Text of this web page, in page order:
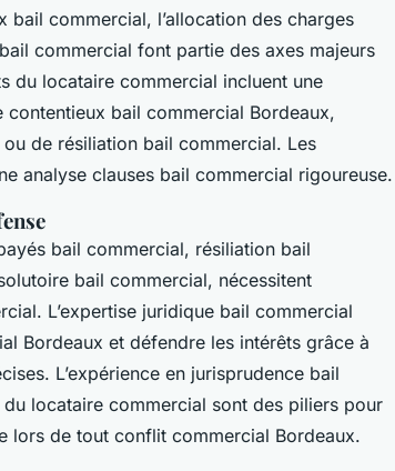
commercial, l’allocation des charges
commercial font partie des axes majeurs
du locataire commercial incluent une
bail commercial Bordeaux,
de résiliation bail commercial. Les
analyse clauses bail commercial rigoureuse.
bail commercial, résiliation bail
bail commercial, nécessitent
L’expertise juridique bail commercial
Bordeaux et défendre les intérêts grâce à
L’expérience en jurisprudence bail
locataire commercial sont des piliers pour
lors de tout conflit commercial Bordeaux.